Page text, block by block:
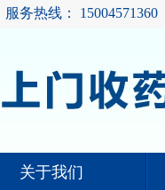
服务热线： 15004571360
关于我们